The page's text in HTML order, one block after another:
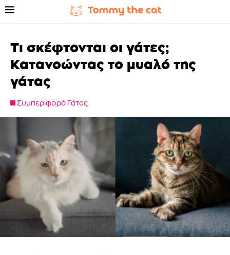
Τι σκέφτονται οι γάτες;
Κατανοώντας το μυαλό της
γάτας
Συμπεριφορά Γάτας